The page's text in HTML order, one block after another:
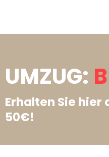
UMZUG:
Erhalten Sie hier
50€!